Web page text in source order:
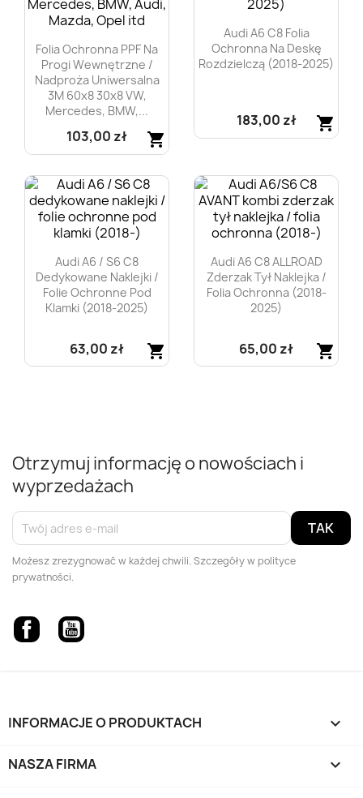
Folia Ochronna PPF Na
Progi Wewnętrzne /
Nadproża Uniwersalna
3M 60x8 30x8 VW,
Mercedes, BMW,...
shopping_cart
103,00 zł

Audi A6 C8 Folia
Ochronna Na Deskę
Rozdzielczą (2018-2025)
shopping_cart
183,00 zł
Audi A6 / S6 C8
Dedykowane Naklejki /
Folie Ochronne Pod
Klamki (2018-2025)
shopping_cart
63,00 zł
Audi A6 C8 ALLROAD
Zderzak Tył Naklejka /
Folia Ochronna (2018-
2025)
shopping_cart
65,00 zł
Otrzymuj informację o nowościach i
wyprzedażach
Możesz zrezygnować w każdej chwili. Szczegóły w polityce
prywatności.
FacebookYouTube
INFORMACJE O PRODUKTACH 
NASZA FIRMA 